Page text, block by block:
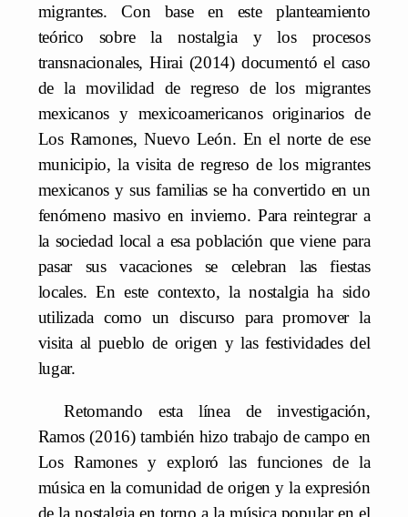
migrantes. Con base en este planteamiento
teórico sobre la nostalgia y los procesos
transnacionales, Hirai (2014) documentó el caso
de la movilidad de regreso de los migrantes
mexicanos y mexicoamericanos originarios de
Los Ramones, Nuevo León. En el norte de ese
municipio, la visita de regreso de los migrantes
mexicanos y sus familias se ha convertido en un
fenómeno masivo en invierno. Para reintegrar a
la sociedad local a esa población que viene para
pasar sus vacaciones se celebran las fiestas
locales. En este contexto, la nostalgia ha sido
utilizada como un discurso para promover la
visita al pueblo de origen y las festividades del
lugar.
Retomando esta línea de investigación,
Ramos (2016) también hizo trabajo de campo en
Los Ramones y exploró las funciones de la
música en la comunidad de origen y la expresión
de la nostalgia en torno a la música popular en el